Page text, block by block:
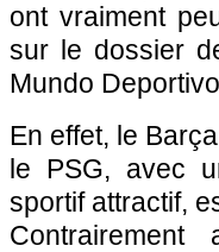
ont vraiment
sur le dossier
Mundo
En effet, le
le PSG, avec
sportif attractif,